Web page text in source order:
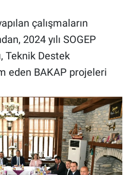
çalışmaların
2024 yılı SOGEP
Teknik Destek
eden BAKAP projeleri